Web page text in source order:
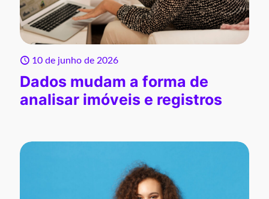
10 de junho de 2026
Dados mudam a forma de
analisar imóveis e registros